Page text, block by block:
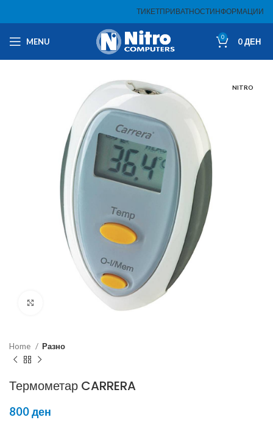
ТИКЕТПРИВАТНОСТИНФОРМАЦИИ
MENU 0 0ДЕН
NITRO
Click to enlarge
Home Разно
Термометар CARRERA
800ден